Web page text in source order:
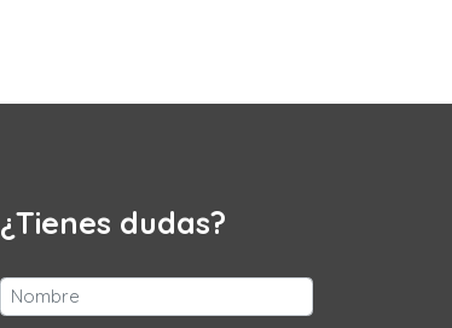
¿Tienes dudas?